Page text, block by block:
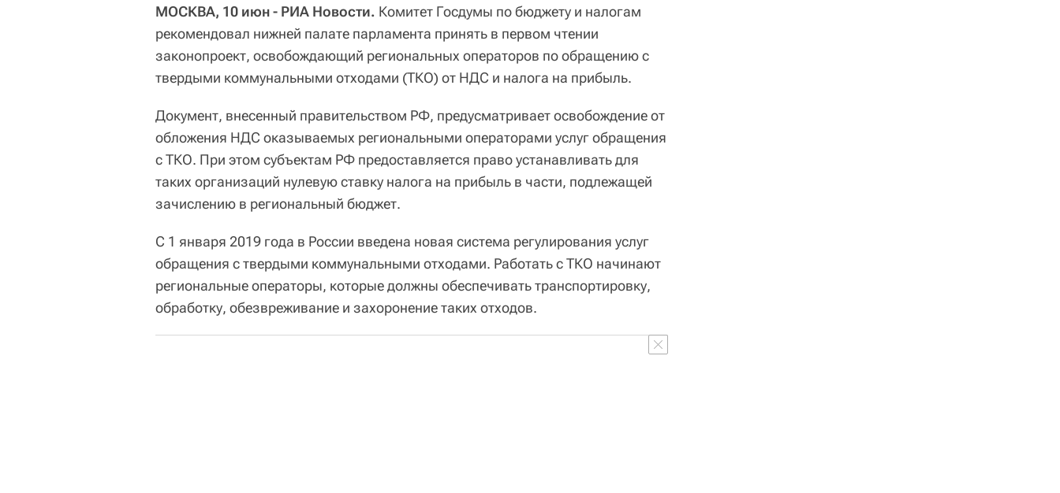
МОСКВА, 10 июн - РИА Новости. Комитет Госдумы по бюджету и налогам
рекомендовал нижней палате парламента принять в первом чтении
законопроект, освобождающий региональных операторов по обращению с
твердыми коммунальными отходами (ТКО) от НДС и налога на прибыль.
Документ, внесенный правительством РФ, предусматривает освобождение от
обложения НДС оказываемых региональными операторами услуг обращения
с ТКО. При этом субъектам РФ предоставляется право устанавливать для
таких организаций нулевую ставку налога на прибыль в части, подлежащей
зачислению в региональный бюджет.
С 1 января 2019 года в России введена новая система регулирования услуг
обращения с твердыми коммунальными отходами. Работать с ТКО начинают
региональные операторы, которые должны обеспечивать транспортировку,
обработку, обезвреживание и захоронение таких отходов.